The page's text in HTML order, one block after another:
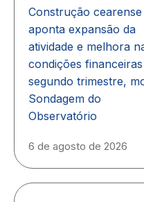
Construção cearense
aponta expansão da
atividade e melhora
condições
segundo trimestre,
Sondagem do
Observatório
6 de agosto de 2026